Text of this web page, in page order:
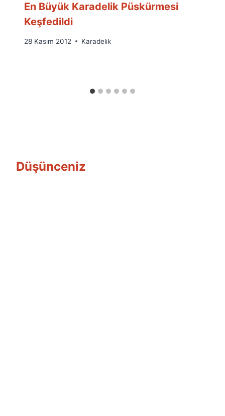
En Büyük Karadelik Püskürmesi
Keşfedildi
By
28 Kasım 2012 Karadelik
Düşünceniz